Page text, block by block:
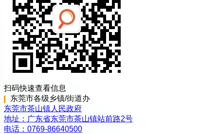
扫码快速查看信息
东莞市各级乡镇/街道办
东莞市茶山镇人民政府
地址： 广东省东莞市茶山镇站前路2号
电话： 0769-86640500